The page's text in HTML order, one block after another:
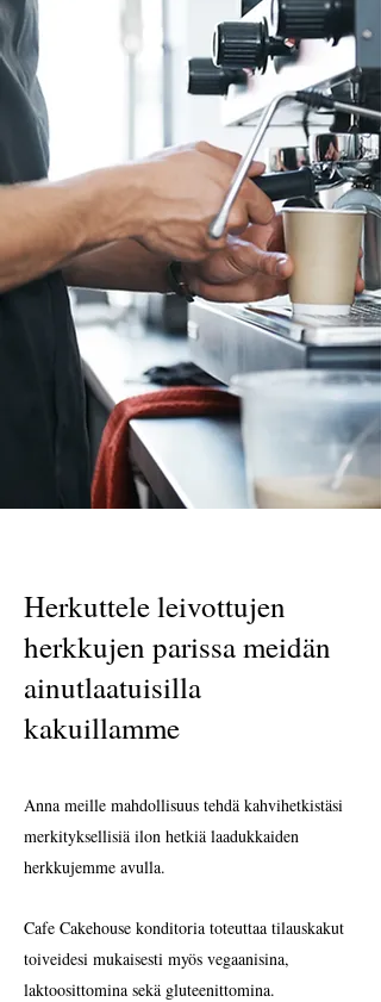
Herkuttele leivottujen
herkkujen parissa meidän
ainutlaatuisilla
kakuillamme
Anna meille mahdollisuus tehdä kahvihetkistäsi
merkityksellisiä ilon hetkiä laadukkaiden
herkkujemme avulla.
Cafe Cakehouse konditoria toteuttaa tilauskakut
toiveidesi mukaisesti myös vegaanisina,
laktoosittomina sekä gluteenittomina.